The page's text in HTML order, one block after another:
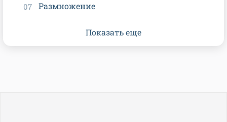
Размножение
Показать еще